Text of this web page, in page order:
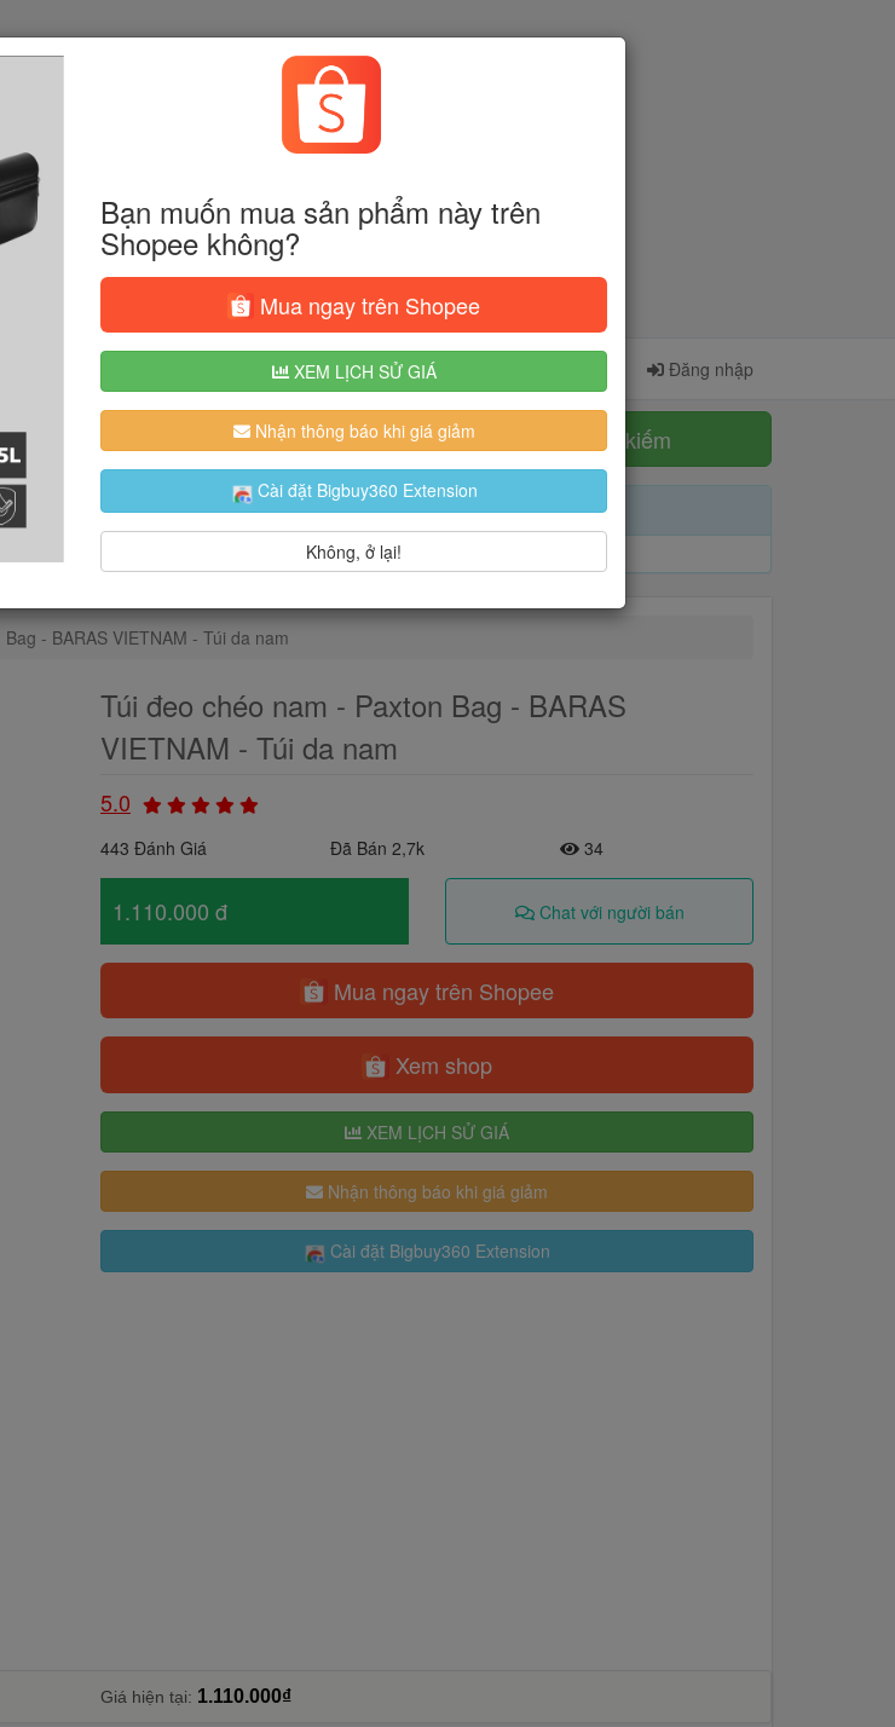
Cài đặt Extension Đăng nhập
Tìm kiếm
- BARAS VIETNAM - Túi da nam
Túi đeo chéo nam - Paxton Bag - BARAS
VIETNAM - Túi da nam
5.0
443 Đánh Giá Đã Bán 2,7k 34
1.110.000 đ Chat với người bán
Mua ngay trên Shopee
Xem shop
XEM LỊCH SỬ GIÁ
Nhận thông báo khi giá giảm
Cài đặt Bigbuy360 Extension
Giá hiện tại: 1.110.000₫
Bạn muốn mua sản phẩm này trên
Shopee không?
Mua ngay trên Shopee
XEM LỊCH SỬ GIÁ
Nhận thông báo khi giá giảm
Cài đặt Bigbuy360 Extension
Không, ở lại!